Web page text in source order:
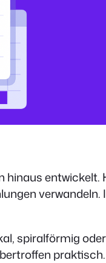
spiralförmig
praktisch.